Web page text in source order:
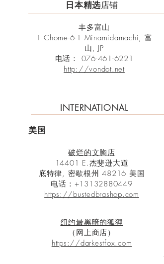
日本精选店铺
丰多富山
1 Chome-6-1 Minamidamachi, 富
山, JP
电话： 076-461-6221
http://vondot.net
​INTERNATIONAL
美国
破烂的文胸店
14401 E.杰斐逊大道
底特律, 密歇根州 48216 美国
电话：+13132880449
https://bustedbrashop.com
纽约最黑暗的狐狸
（网上商店）
https://darkestfox.com